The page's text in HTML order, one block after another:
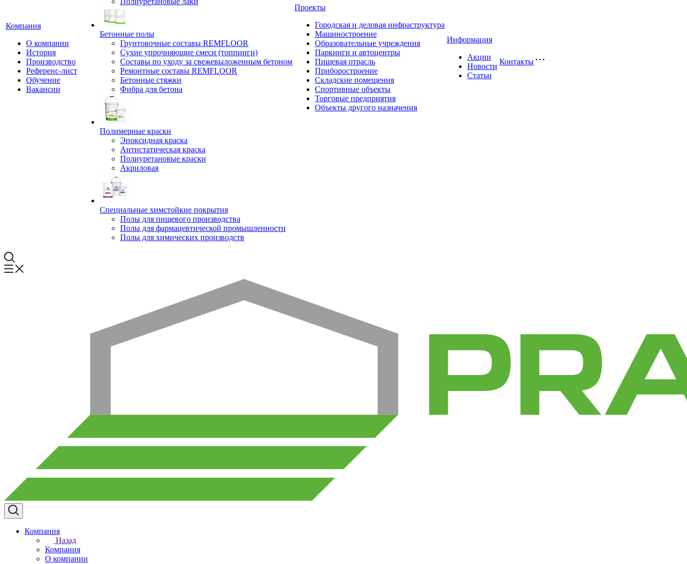
Компания
О компании
История
Производство
Референс-лист
Обучение
Вакансии
Бетонные полы
Грунтовочные составы REMFLOOR
Сухие упрочняющие смеси (топпинги)
Составы по уходу за свежевыложенным бетоном
Ремонтные составы REMFLOOR
Бетонные стяжки
Фибра для бетона
Полимерные краски
Эпоксидная краска
Антистатическая краска
Полиуретановые краски
Акриловая
Специальные химстойкие покрытия
Полы для пищевого производства
Полы для фармацевтической промышленности
Полы для химических производств
Проекты
Городская и деловая инфраструктура
Машиностроение
Образовательные учреждения
Паркинги и автоцентры
Пищевая отрасль
Приборостроение
Складские помещения
Спортивные объекты
Торговые предприятия
Объекты другого назначения
Информация
Акции
Новости
Статьи
Контакты
Компания
Назад
Компания
О компании